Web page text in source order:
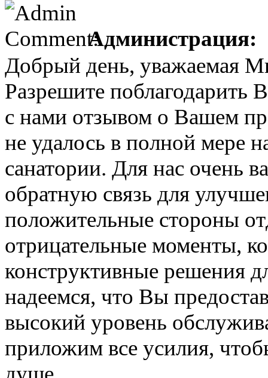
Администрация:
Добрый день, уважаемая
Разрешите поблагодарить
с нами отзывом о Вашем
не удалось в полной мере
санатории. Для нас очень
обратную связь для
положительные стороны
отрицательные моменты,
конструктивные решения
надеемся, что Вы
высокий уровень
приложим все усилия,